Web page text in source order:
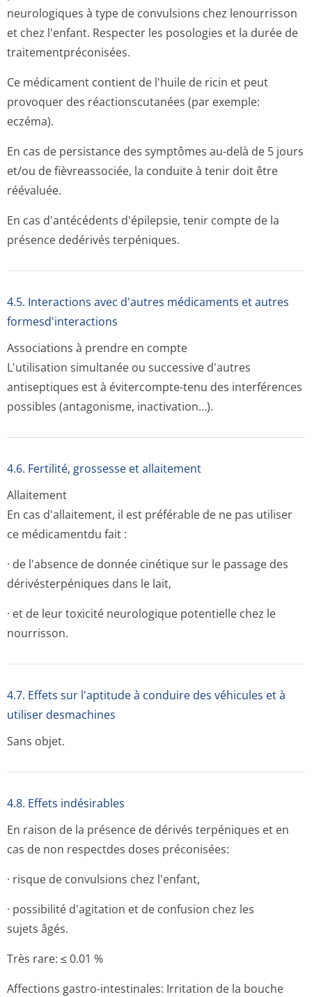
neurologiques à type de convulsions chez lenourrisson
et chez l'enfant. Respecter les posologies et la durée de
traitementpré­conisées.
Ce médicament contient de l'huile de ricin et peut
provoquer des réactionscutanées (par exemple:
eczéma).
En cas de persistance des symptômes au-delà de 5 jours
et/ou de fièvreassociée, la conduite à tenir doit être
réévaluée.
En cas d'antécédents d'épilepsie, tenir compte de la
présence dedérivés terpéniques.
4.5. Interactions avec d'autres médicaments et autres
formesd'interactions
Associations à prendre en compte
L'utilisation simultanée ou successive d'autres
antiseptiques est à évitercompte-tenu des interférences
possibles (antagonisme, inactivation…).
4.6. Fertilité, grossesse et allaitement
Allaitement
En cas d'allaitement, il est préférable de ne pas utiliser
ce médicamentdu fait :
· de l'absence de donnée cinétique sur le passage des
dérivésterpéniques dans le lait,
· et de leur toxicité neurologique potentielle chez le
nourrisson.
4.7. Effets sur l'aptitude à conduire des véhicules et à
utiliser desmachines
Sans objet.
4.8. Effets indésirables
En raison de la présence de dérivés terpéniques et en
cas de non respectdes doses préconisées:
· risque de convulsions chez l'enfant,
· possibilité d'agitation et de confusion chez les
sujets âgés.
Très rare: ≤ 0.01 %
Affections gastro-intestinales: Irritation de la bouche